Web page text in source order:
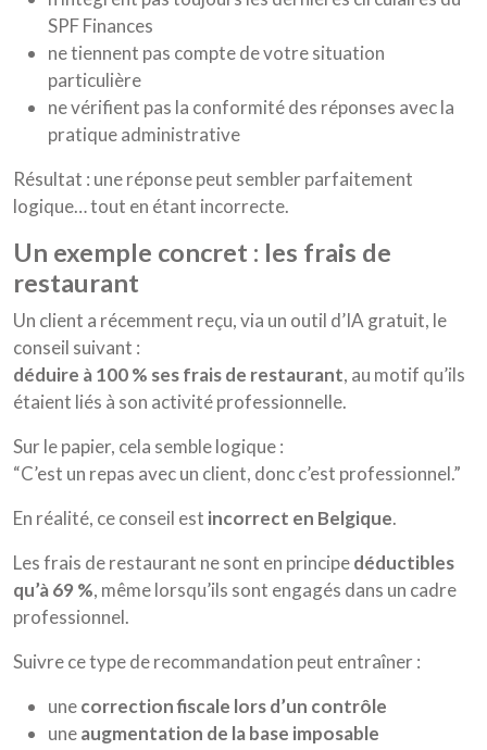
SPF Finances
ne tiennent pas compte de votre situation
particulière
ne vérifient pas la conformité des réponses avec la
pratique administrative
Résultat : une réponse peut sembler parfaitement
logique… tout en étant incorrecte.
un exemple concret : les frais de
restaurant
Un client a récemment reçu, via un outil d’IA gratuit, le
conseil suivant :
déduire à 100 % ses frais de restaurant, au motif qu’ils
étaient liés à son activité professionnelle.
Sur le papier, cela semble logique :
“C’est un repas avec un client, donc c’est professionnel.”
En réalité, ce conseil est incorrect en Belgique.
Les frais de restaurant ne sont en principedéductibles
qu’à 69 %, même lorsqu’ils sont engagés dans un cadre
professionnel.
Suivre ce type de recommandation peut entraîner :
unecorrection fiscale lors d’un contrôle
uneaugmentation de la base imposable